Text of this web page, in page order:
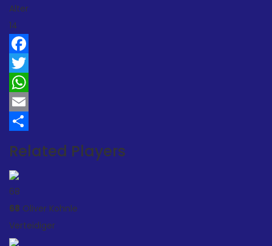
Alter
14
Facebook
Twitter
WhatsApp
Email
Related Players
68
68 Oliver Kohnle
Verteidiger